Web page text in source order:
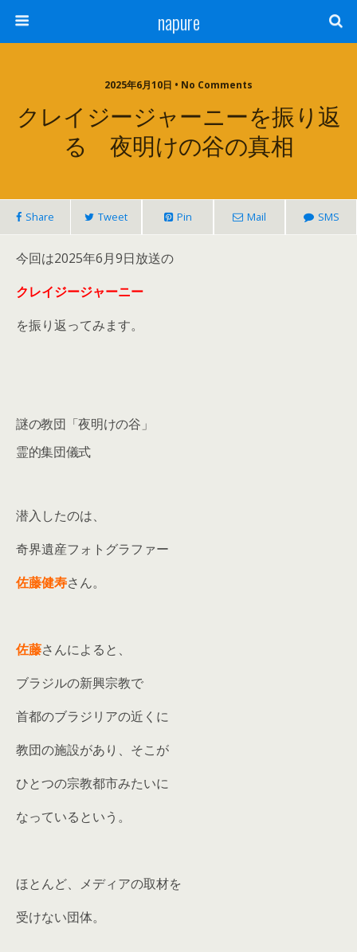
napure
2025年6月10日 • No Comments
クレイジージャーニーを振り返
る 夜明けの谷の真相
Share Tweet Pin Mail SMS
今回は2025年6月9日放送の
クレイジージャーニー
を振り返ってみます。
謎の教団「夜明けの谷」
霊的集団儀式
潜入したのは、
奇界遺産フォトグラファー
佐藤健寿さん。
佐藤さんによると、
ブラジルの新興宗教で
首都のブラジリアの近くに
教団の施設があり、そこが
ひとつの宗教都市みたいに
なっているという。
ほとんど、メディアの取材を
受けない団体。